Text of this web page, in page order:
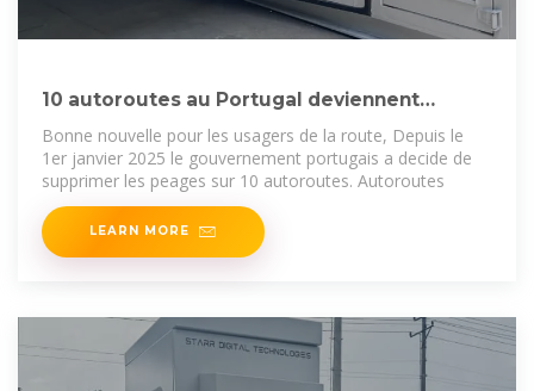
10 autoroutes au Portugal deviennent
gratuites depuis le
Bonne nouvelle pour les usagers de la route, Depuis le
1er janvier 2025 le gouvernement portugais a decide de
supprimer les peages sur 10 autoroutes. Autoroutes
LEARN MORE